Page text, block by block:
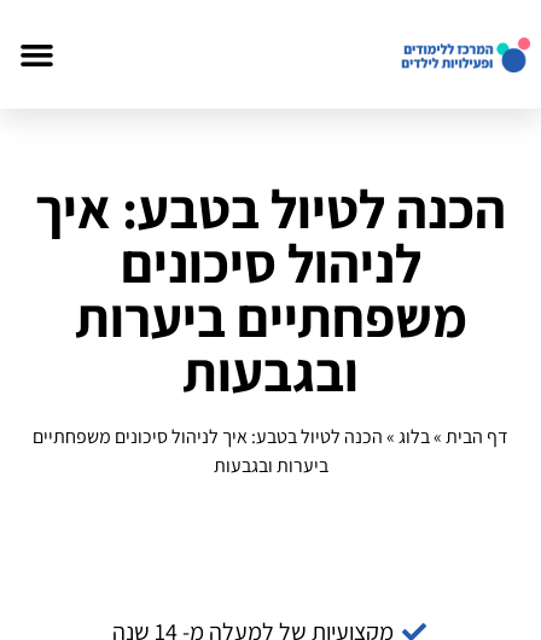
הכנה לטיול בטבע: איך
לניהול סיכונים
משפחתיים ביערות
ובגבעות
דף הבית»בלוג»הכנה לטיול בטבע: איך לניהול סיכונים משפחתיים
ביערות ובגבעות
מקצועיות של למעלה מ- 14 שנה